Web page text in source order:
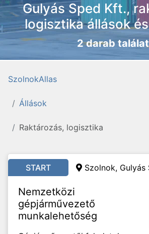
Gulyás Sped Kft.,
logisztika állások
2 darab találat
SzolnokAllas
Állások
Raktározás, logisztika
START Szolnok, Gulyás
Nemzetközi
gépjárművezető
munkalehetőség